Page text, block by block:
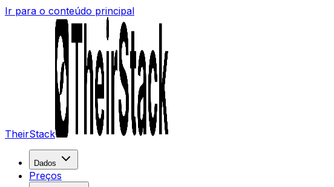
Ir para o conteúdo principal
TheirStack
Dados
Preços